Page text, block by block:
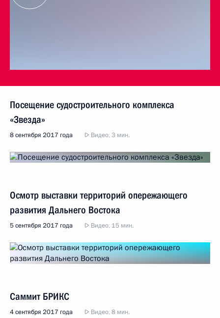
Посещение судостроительного комплекса
«Звезда»
8 сентября 2017 года Видео, 3 мин.
Осмотр выставки территорий опережающего
развития Дальнего Востока
5 сентября 2017 года Видео, 15 мин.
Саммит БРИКС
4 сентября 2017 года Видео, 8 мин.